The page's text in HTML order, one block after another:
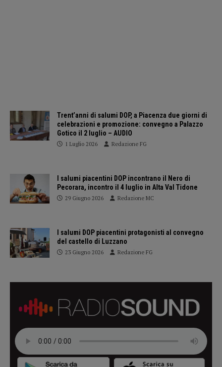
Trent’anni di salumi DOP, a Piacenza due giorni di
celebrazioni e promozione: convegno a Palazzo
Gotico il 2 luglio – AUDIO
1 Luglio 2026 Redazione FG
I salumi piacentini DOP incontrano il Nero di
Pecorara, incontro il 4 luglio in Alta Val Tidone
29 Giugno 2026 Redazione MC
I salumi DOP piacentini protagonisti al convegno
del castello di Luzzano
23 Giugno 2026 Redazione FG